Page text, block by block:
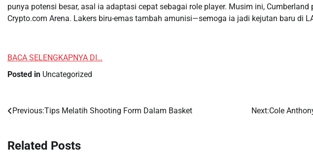
punya potensi besar, asal ia adaptasi cepat sebagai role player. Musim ini,
Crypto.com Arena. Lakers biru-emas tambah amunisi—semoga ia jadi kejutan baru di
BACA SELENGKAPNYA DI…
Posted in Uncategorized
Post
Previous:Tips Melatih Shooting Form Dalam Basket Next:Cole
Related Posts